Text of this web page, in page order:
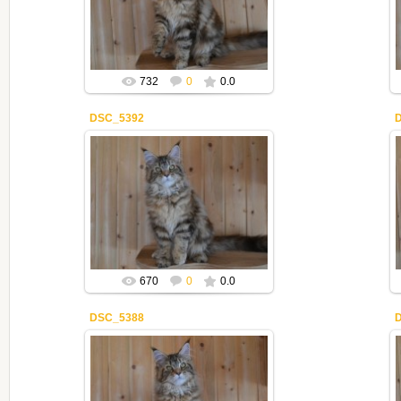
Mila2409
732 0 0.0
DSC_5392
17.03.2019
Mila2409
670 0 0.0
DSC_5388
17.03.2019